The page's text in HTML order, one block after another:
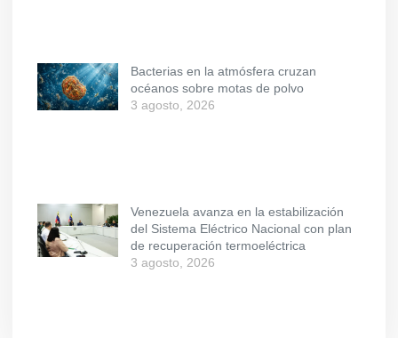
Bacterias en la atmósfera cruzan
océanos sobre motas de polvo
3 agosto, 2026
Venezuela avanza en la estabilización
del Sistema Eléctrico Nacional con plan
de recuperación termoeléctrica
3 agosto, 2026